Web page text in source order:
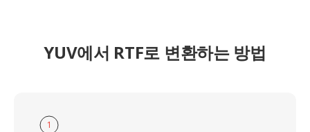
YUV에서 RTF로 변환하는 방법
1